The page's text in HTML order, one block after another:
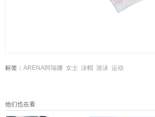
标签： ARENA阿瑞娜 女士 泳帽 游泳 运动
他们也在看